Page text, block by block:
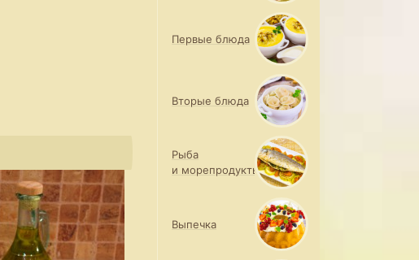
Первые блюда
Вторые блюда
Рыба
и морепродукты
Выпечка